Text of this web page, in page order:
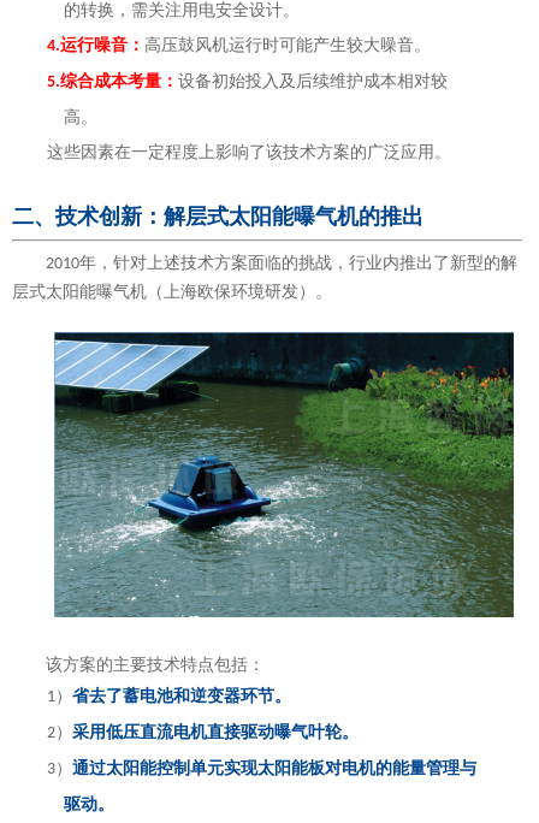
的转换，需关注用电安全设计。
4.运行噪音： 高压鼓风机运行时可能产生较大噪音。
5.综合成本考量：设备初始投入及后续维护成本相对较
高。
这些因素在一定程度上影响了该技术方案的广泛应用。
二、技术创新：解层式太阳能曝气机的推出
2010年，针对上述技术方案面临的挑战，行业内推出了新型的解
层式太阳能曝气机（上海欧保环境研发）。
该方案的主要技术特点包括：
1）省去了蓄电池和逆变器环节。
2）采用低压直流电机直接驱动曝气叶轮。
3）通过太阳能控制单元实现太阳能板对电机的能量管理与
驱动。